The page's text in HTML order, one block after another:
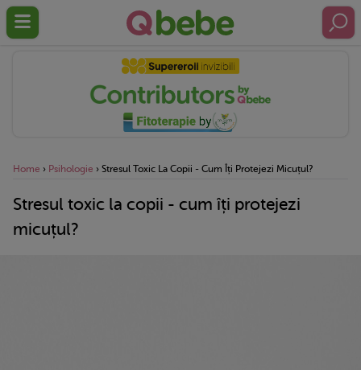
Home › Psihologie › Stresul Toxic La Copii - Cum Îți Protejezi Micuțul?
Stresul toxic la copii - cum îți protejezi
micuțul?